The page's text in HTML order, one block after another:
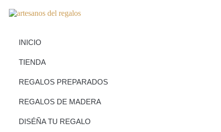
INICIO
TIENDA
REGALOS PREPARADOS
REGALOS DE MADERA
DISÉÑA TU REGALO